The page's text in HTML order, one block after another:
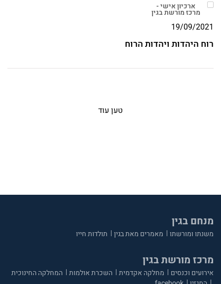
ארכיון אישי -
מרכז מורשת בגין
19/09/2021
רוח היהדות ויהדות הרוח
טען עוד
מנחם בגין
משנתו ומורשתו מאמרים מאת בגין תולדות חייו
מרכז מורשת בגין
אירועים וכנסים מחלקה אקדמית השכרת אולמות
המחלקה החינוכית